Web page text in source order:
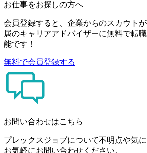
お仕事をお探しの方へ
会員登録すると、企業からのスカウト
属のキャリアアドバイザーに無料で転
能です！
無料で会員登録する
お問い合わせはこちら
プレックスジョブについて不明点や気
お気軽にお問い合わせください。